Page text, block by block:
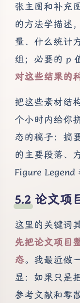
张主图和补充
的方法学描述
量、什么统计
组；必要的 p
对这些结果的
把这些素材结
个小时内给你
态的稿子：摘
的主要段落、
Figure Legend
论文项
这里的关键词
先把论文项目
态。我最近做
显：如果只是
参考文献和零